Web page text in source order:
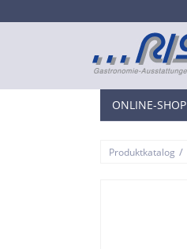
ONLINE-SHOP
Produktkatalog /